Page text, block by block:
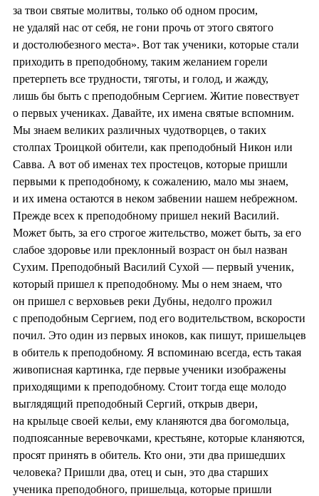
за твои святые молитвы, только об одном просим,
не удаляй нас от себя, не гони прочь от этого святого
и достолюбезного места». Вот так ученики, которые стали
приходить в преподобному, таким желанием горели
претерпеть все трудности, тяготы, и голод, и жажду,
лишь бы быть с преподобным Сергием. Житие повествует
о первых учениках. Давайте, их имена святые вспомним.
Мы знаем великих различных чудотворцев, о таких
столпах Троицкой обители, как преподобный Никон или
Савва. А вот об именах тех простецов, которые пришли
первыми к преподобному, к сожалению, мало мы знаем,
и их имена остаются в неком забвении нашем небрежном.
Прежде всех к преподобному пришел некий Василий.
Может быть, за его строгое жительство, может быть, за его
слабое здоровье или преклонный возраст он был назван
Сухим. Преподобный Василий Сухой — первый ученик,
который пришел к преподобному. Мы о нем знаем, что
он пришел с верховьев реки Дубны, недолго прожил
с преподобным Сергием, под его водительством, вскорости
почил. Это один из первых иноков, как пишут, пришельцев
в обитель к преподобному. Я вспоминаю всегда, есть такая
живописная картинка, где первые ученики изображены
приходящими к преподобному. Стоит тогда еще молодо
выглядящий преподобный Сергий, открыв двери,
на крыльце своей кельи, ему кланяются два богомольца,
подпоясанные веревочками, крестьяне, которые кланяются,
просят принять в обитель. Кто они, эти два пришедших
человека? Пришли два, отец и сын, это два старших
ученика преподобного, пришельца, которые пришли